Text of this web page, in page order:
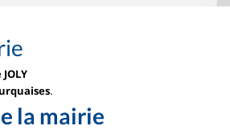
.
la mairie